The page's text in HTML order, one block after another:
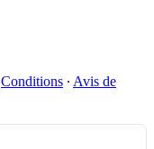
Conditions ∙ Avis de